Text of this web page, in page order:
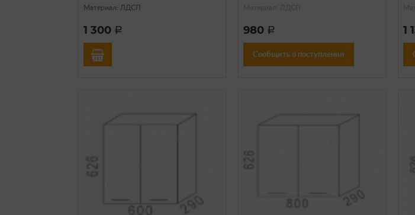
Материал: ЛДСП
1 300 a 980 a
Сообщить о поступлении
1